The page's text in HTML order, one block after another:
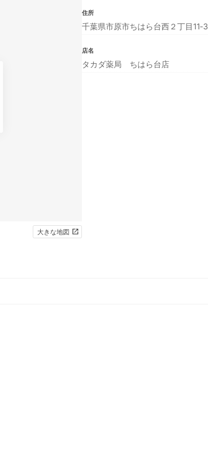
大きな地図
住所
千葉県市原市ちはら台西２丁目11‐3
店名
タカダ薬局 ちはら台店